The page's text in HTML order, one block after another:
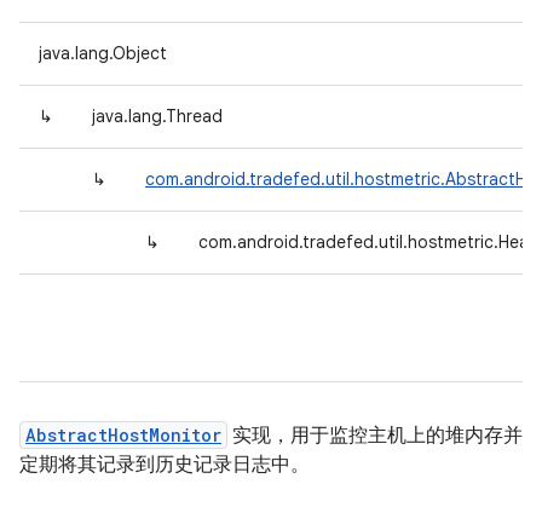
java.lang.Object
↳ java.lang.Thread
↳
↳
AbstractHostMonitor 实现，用于监控主机上的堆内存并
定期将其记录到历史记录日志中。